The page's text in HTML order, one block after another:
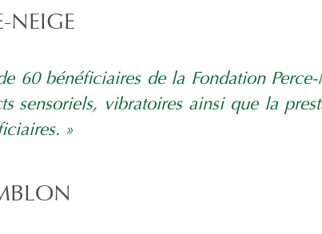
NEIGE
60 bénéficiaires de la Fondation
sensoriels, vibratoires ainsi que la
»